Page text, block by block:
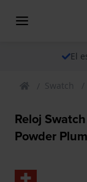
El
Swatch
Reloj
Powder Plum